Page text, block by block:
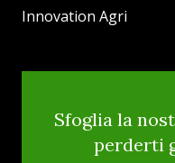
Innovation Agri
Sfoglia la
perderti